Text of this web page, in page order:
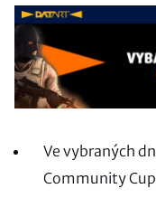
Ve vybraných
Community Cup